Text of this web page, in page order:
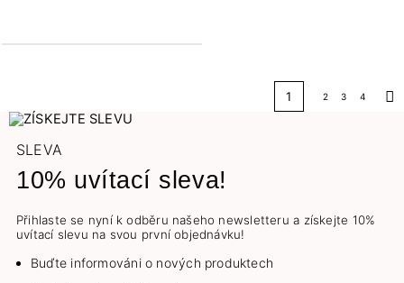
1 2 3 4
SLEVA
10% uvítací sleva!
Přihlaste se nyní k odběru našeho newsletteru a získejte 10%
uvítací slevu na svou první objednávku!
Buďte informováni o nových produktech